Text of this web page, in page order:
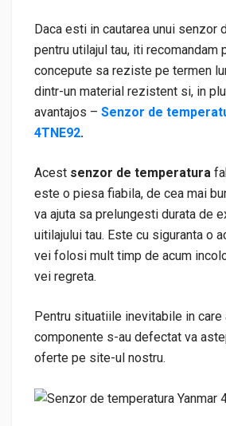
Daca esti in cautarea unui senzor
pentru utilajul tau, iti recomandam
concepute sa reziste pe termen
dintr-un material rezistent si, in
avantajos – Senzor de
4TNE92.
Acest senzor de temperatura
este o piesa fiabila, de cea mai
va ajuta sa prelungesti durata de
uitilajului tau. Este cu siguranta o
vei folosi mult timp de acum
vei regreta.
Pentru situatiile inevitabile in care
componente s-au defectat va
oferte pe site-ul nostru.